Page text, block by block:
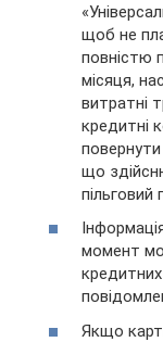
щоб не
повністю
місяця,
витратні
кредитні
що
пільговий
момент
Якщо